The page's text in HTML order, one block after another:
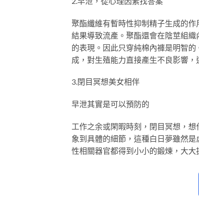
聚酯纖維有暫時性抑制精子生成的
結果導致流產。聚酯還會在陰莖組
的表現。因此只穿純棉內褲是明智
成，對生殖能力直接產生不良影響
3.閉目冥想美女相伴
早泄其實是可以預防的
工作之余或閑暇時刻，閉目冥想，
象到具體的細節，這種白日夢雖然
性相關器官都得到小小的鍛煉，大大